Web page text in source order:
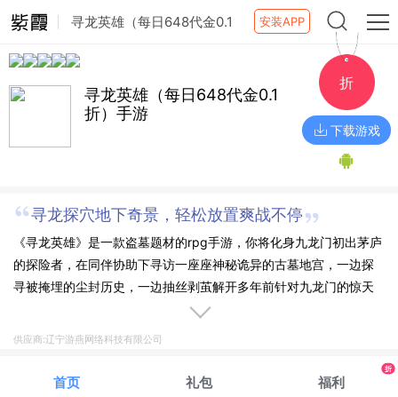
寻龙英雄（每日648代金0.1
折）手游
安装APP
寻龙英雄（每日648代金0.1
折）手游
折
下载游戏
寻龙探穴地下奇景，轻松放置爽战不停
《寻龙英雄》是一款盗墓题材的rpg手游，你将化身九龙门初出茅庐
的探险者，在同伴协助下寻访一座座神秘诡异的古墓地宫，一边探
寻被掩埋的尘封历史，一边抽丝剥茧解开多年前针对九龙门的惊天
阴谋；冒险途中你能结识各色俊男美女战斗伙伴，携手组队大幅提
供应商:辽宁游燕网络科技有限公司
首页 礼包 福利
折